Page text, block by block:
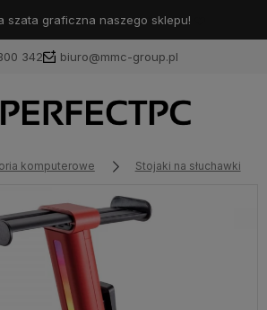
szata graficzna naszego sklepu!
342 biuro@mmc-group.pl
komputerowe Stojaki na słuchawki